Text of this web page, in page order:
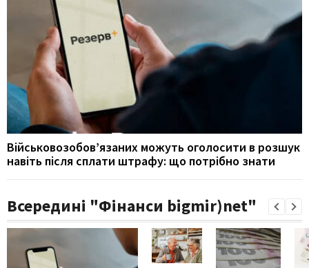
Військовозобов’язаних можуть оголосити в розшук
навіть після сплати штрафу: що потрібно знати
Всередині "Фінанси bigmir)net"